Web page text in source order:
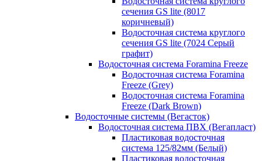
сечения GS lite (8017
коричневый)
Водосточная система круглого
сечения GS lite (7024 Серый
графит)
Водосточная система Foramina Freeze
Водосточная система Foramina
Freeze (Grey)
Водосточная система Foramina
Freeze (Dark Brown)
Водосточные системы (Вегасток)
Водосточная система ПВХ (Вегапласт)
Пластиковая водосточная
система 125/82мм (Белый)
Пластиковая водосточная